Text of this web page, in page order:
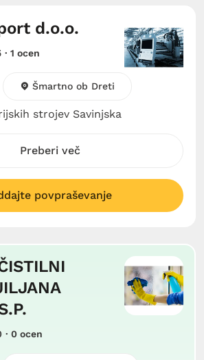
d.o.o.
· 1 ocen
strojev Savinjska
Šmartno ob Dreti
Preberi več
povpraševanje
· 0 ocen